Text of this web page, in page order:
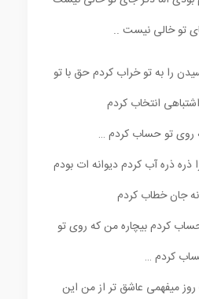
تو خالی نیست ..
را به تو خراب کردم حق با تو
انتخاب کردم
روی تو حساب کردم …
ذره آب کردم دیوانه ات بودم
جان خطاب کردم
کردم بیچاره من که روی تو
کردم …
میفهمی عاشق تر از من این